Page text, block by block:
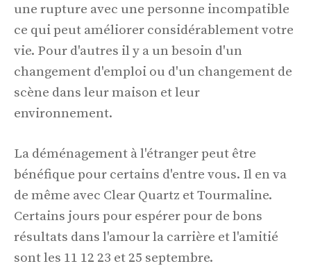
une rupture avec une personne incompatible
ce qui peut améliorer considérablement votre
vie. Pour d'autres il y a un besoin d'un
changement d'emploi ou d'un changement de
scène dans leur maison et leur
environnement.
La déménagement à l'étranger peut être
bénéfique pour certains d'entre vous. Il en va
de même avec Clear Quartz et Tourmaline.
Certains jours pour espérer pour de bons
résultats dans l'amour la carrière et l'amitié
sont les 11 12 23 et 25 septembre.